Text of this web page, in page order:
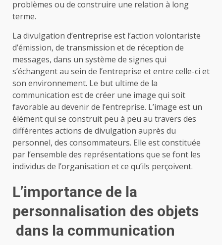
problèmes ou de construire une relation à long
terme.
La divulgation d’entreprise est l’action volontariste
d’émission, de transmission et de réception de
messages, dans un système de signes qui
s’échangent au sein de l’entreprise et entre celle-ci et
son environnement. Le but ultime de la
communication est de créer une image qui soit
favorable au devenir de l’entreprise. L’image est un
élément qui se construit peu à peu au travers des
différentes actions de divulgation auprès du
personnel, des consommateurs. Elle est constituée
par l’ensemble des représentations que se font les
individus de l’organisation et ce qu’ils perçoivent.
L’importance de la
personnalisation des objets
dans la communication